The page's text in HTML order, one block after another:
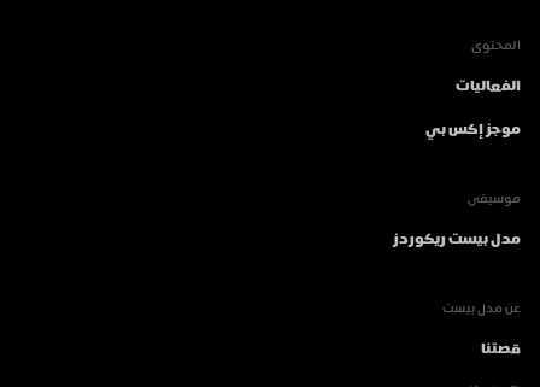
المحتوى
الفعاليات
موجز إكس بي
موسيقى
مدل بيست ريكوردز
عن مدل بيست
قصتنا